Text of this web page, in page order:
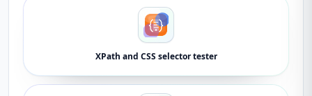
XPath and CSS selector tester